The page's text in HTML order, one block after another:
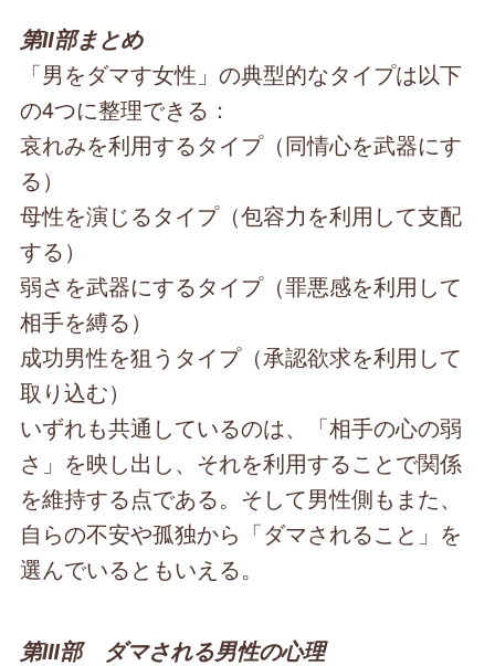
第Ⅱ部まとめ
「男をダマす女性」の典型的なタイプは以下
の4つに整理できる：
哀れみを利用するタイプ（同情心を武器にす
る）
母性を演じるタイプ（包容力を利用して支配
する）
弱さを武器にするタイプ（罪悪感を利用して
相手を縛る）
成功男性を狙うタイプ（承認欲求を利用して
取り込む）
いずれも共通しているのは、「相手の心の弱
さ」を映し出し、それを利用することで関係
を維持する点である。そして男性側もまた、
自らの不安や孤独から「ダマされること」を
選んでいるともいえる。
第Ⅲ部 ダマされる男性の心理